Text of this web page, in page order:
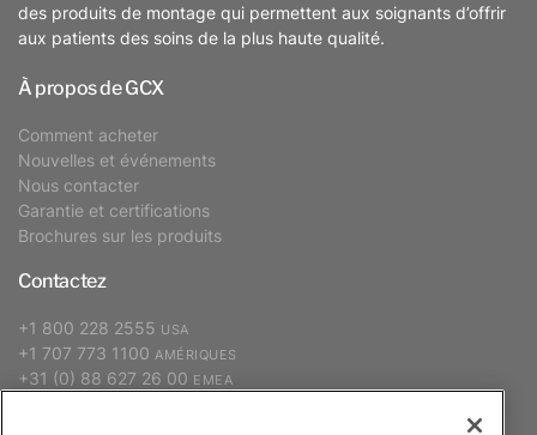
des produits de montage qui permettent aux soignants d’offrir
aux patients des soins de la plus haute qualité.
À propos de GCX
Comment acheter
Nouvelles et événements
Nous contacter
Garantie et certifications
Brochures sur les produits
Contactez
+1 800 228 2555 USA
+1 707 773 1100 AMÉRIQUES
+31 (0) 88 627 26 00 EMEA